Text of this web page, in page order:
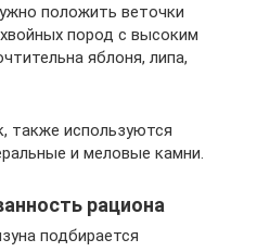
положить веточки
пород с высоким
яблоня, липа,
также используются
и меловые камни.
рациона
подбирается